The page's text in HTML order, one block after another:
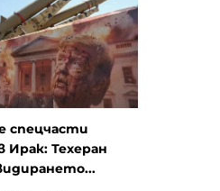
спецчасти
Ирак: Техеран